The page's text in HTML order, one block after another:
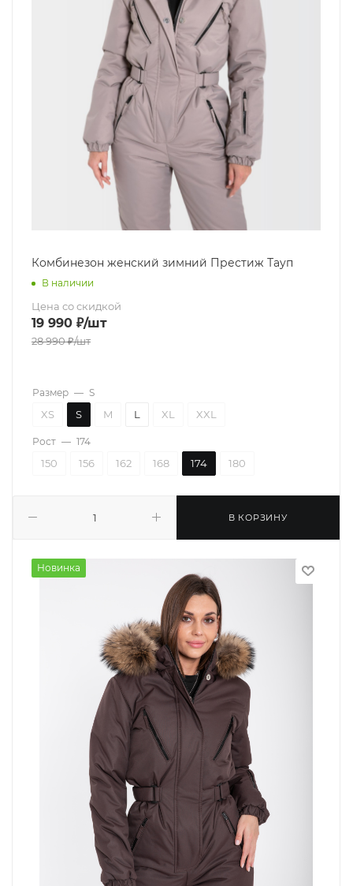
Комбинезон женский зимний Престиж Тауп
В наличии
Цена со скидкой
19 990 ₽/шт
28 990₽/шт
В КОРЗИНУ
Размер — S
XS S M L XL XXL
Рост — 174
150 156 162 168 174 180
Новинка